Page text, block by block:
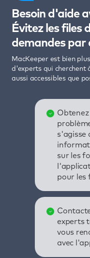
Besoin d'aide
Évitez les files
demandes par
MacKeeper est bien
d'experts qui cherchent
aussi accessibles que
Obtenez
s'agisse
sur les
pour les
experts
vous
avec